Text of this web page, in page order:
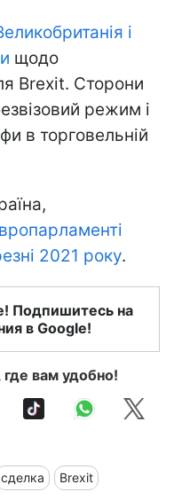
і
щодо
Brexit. Сторони
режим і
в торговельній
2021 року.
Подпишитесь на
в Google!
вам удобно!
сделка Brexit